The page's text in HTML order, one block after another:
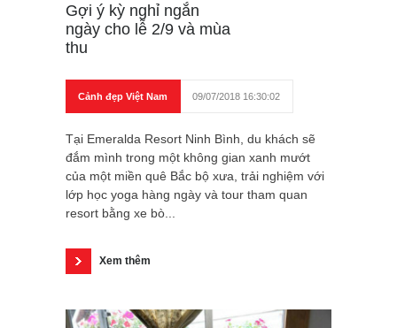
Gợi ý kỳ nghỉ ngắn
ngày cho lễ 2/9 và mùa
thu
Cảnh đẹp Việt Nam 09/07/2018 16:30:02
Tại Emeralda Resort Ninh Bình, du khách sẽ
đắm mình trong một không gian xanh mướt
của một miền quê Bắc bộ xưa, trải nghiệm với
lớp học yoga hàng ngày và tour tham quan
resort bằng xe bò...
Xem thêm